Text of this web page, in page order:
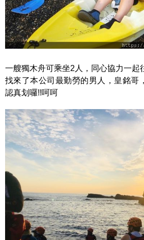
一艘獨木舟可乘坐2人，同心協力一起
找來了本公司最勤勞的男人，皇銘哥
認真划囉!!呵呵